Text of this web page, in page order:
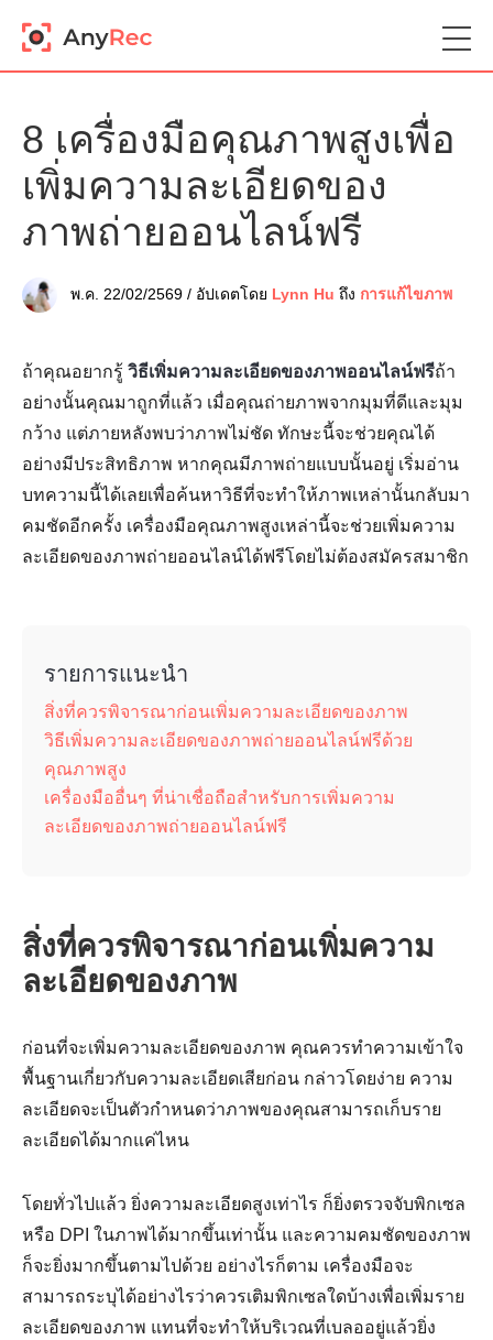
8 เครื่องมือคุณภาพสูงเพื่อ
เพิ่มความละเอียดของ
ภาพถ่ายออนไลน์ฟรี
พ.ค. 22/02/2569 / อัปเดตโดย Lynn Hu ถึง การแก้ไขภาพ
ถ้าคุณอยากรู้ วิธีเพิ่มความละเอียดของภาพออนไลน์ฟรีถ้า
อย่างนั้นคุณมาถูกที่แล้ว เมื่อคุณถ่ายภาพจากมุมที่ดีและมุม
กว้าง แต่ภายหลังพบว่าภาพไม่ชัด ทักษะนี้จะช่วยคุณได้
อย่างมีประสิทธิภาพ หากคุณมีภาพถ่ายแบบนั้นอยู่ เริ่มอ่าน
บทความนี้ได้เลยเพื่อค้นหาวิธีที่จะทำให้ภาพเหล่านั้นกลับมา
คมชัดอีกครั้ง เครื่องมือคุณภาพสูงเหล่านี้จะช่วยเพิ่มความ
ละเอียดของภาพถ่ายออนไลน์ได้ฟรีโดยไม่ต้องสมัครสมาชิก
รายการแนะนำ
สิ่งที่ควรพิจารณาก่อนเพิ่มความละเอียดของภาพ
วิธีเพิ่มความละเอียดของภาพถ่ายออนไลน์ฟรีด้วย
คุณภาพสูง
เครื่องมืออื่นๆ ที่น่าเชื่อถือสำหรับการเพิ่มความ
ละเอียดของภาพถ่ายออนไลน์ฟรี
สิ่งที่ควรพิจารณาก่อนเพิ่มความ
ละเอียดของภาพ
ก่อนที่จะเพิ่มความละเอียดของภาพ คุณควรทำความเข้าใจ
พื้นฐานเกี่ยวกับความละเอียดเสียก่อน กล่าวโดยง่าย ความ
ละเอียดจะเป็นตัวกำหนดว่าภาพของคุณสามารถเก็บราย
ละเอียดได้มากแค่ไหน
โดยทั่วไปแล้ว ยิ่งความละเอียดสูงเท่าไร ก็ยิ่งตรวจจับพิกเซล
หรือ DPI ในภาพได้มากขึ้นเท่านั้น และความคมชัดของภาพ
ก็จะยิ่งมากขึ้นตามไปด้วย อย่างไรก็ตาม เครื่องมือจะ
สามารถระบุได้อย่างไรว่าควรเติมพิกเซลใดบ้างเพื่อเพิ่มราย
ละเอียดของภาพ แทนที่จะทำให้บริเวณที่เบลออยู่แล้วยิ่ง